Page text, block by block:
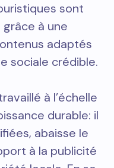
sont
à une
adaptés
sociale crédible.
à l’échelle
durable: il
abaisse le
à la publicité